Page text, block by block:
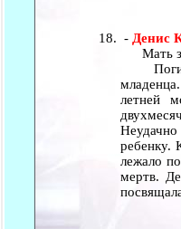
- Денис
Мать
Погиб
летней
ребенку.
лежало
мертв.